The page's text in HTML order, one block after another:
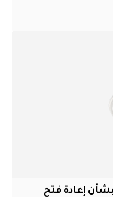
إعادة فتح